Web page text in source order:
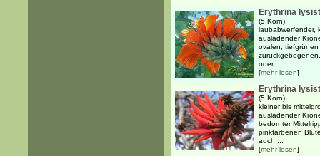
Erythrina
(5 Korn)
laubabwerfender,
ausladender
ovalen,
oder ...
[mehr lesen]
Erythrina
(5 Korn)
kleiner bis
ausladender
bedornter
pinkfarbenen
auch ...
[mehr lesen]